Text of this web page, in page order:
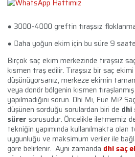
● 3000-4000 greftin tıraşsız
● Daha yoğun ekim için bu süre 9
Birçok saç ekim merkezinde tıraşsız
kısmen traş edilir. Tıraşsız bir saç
düşünüyorsanız, merkeze ekimin
veya donör bölgenin kısmen
yapılmadığını sorun. Dhi Mı, Fue Mi?
düşünen sorduğu sorulardan biri de dhi
sürer sorusudur. Öncelikle iletmemiz
tekniğin yapımında kullanılmakta olan
uygunluğu ve maksimum veriler ile
göre belirlenir. Aynı zamanda dhi saç